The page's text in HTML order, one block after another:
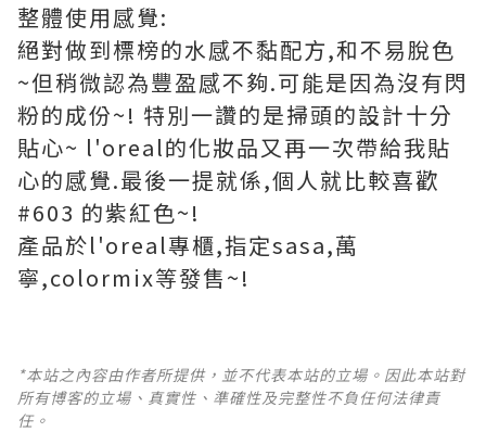
整體使用感覺:
絕對做到標榜的水感不黏配方,和不易脫色
~但稍微認為豐盈感不夠.可能是因為沒有閃
粉的成份~! 特別一讚的是掃頭的設計十分
貼心~ l'oreal的化妝品又再一次帶給我貼
心的感覺.最後一提就係,個人就比較喜歡
#603 的紫紅色~!
產品於l'oreal專櫃,指定sasa,萬
寧,colormix等發售~!
*本站之內容由作者所提供，並不代表本站的立場。因此本站對
所有博客的立場、真實性、準確性及完整性不負任何法律責
任。